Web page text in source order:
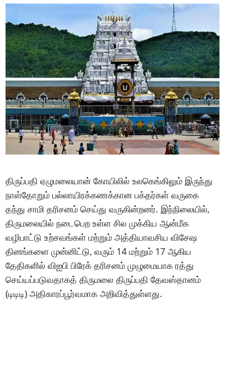
திருப்பதி ஏழுமலையான் கோயிலில் உலகெங்கிலும் இருந்து
நாள்தோறும் பல்லாயிரக்கணக்கான பக்தர்கள் வருகை
தந்து சாமி தரிசனம் செய்து வருகின்றனர். இந்நிலையில்,
திருமலையில் நடைபெற உள்ள சில முக்கிய ஆன்மீக
வழிபாட்டு உற்சவங்கள் மற்றும் அத்தியாவசிய விசேஷ
தினங்களை முன்னிட்டு, வரும் 14 மற்றும் 17 ஆகிய
தேதிகளில் விஐபி பிரேக் தரிசனம் முழுமையாக ரத்து
செய்யப்படுவதாகத் திருமலை திருப்பதி தேவஸ்தானம்
(டிடிடி) அதிகாரப்பூர்வமாக அறிவித்துள்ளது.